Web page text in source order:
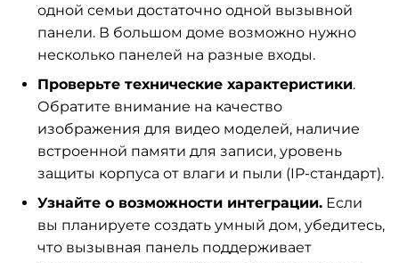
одной семьи достаточно одной вызывной
панели. В большом доме возможно нужно
несколько панелей на разные входы.
Проверьте технические характеристики.
Обратите внимание на качество
изображения для видео моделей, наличие
встроенной памяти для записи, уровень
защиты корпуса от влаги и пыли (IP-стандарт).
Узнайте о возможности интеграции.Если
вы планируете создать умный дом, убедитесь,
что вызывная панель поддерживает